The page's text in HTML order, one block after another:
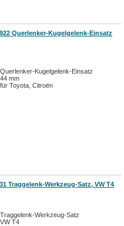
Querlenker-Kugelgelenk-Einsatz
Querlenker-Kugelgelenk-Einsatz
44 mm
für Toyota, Citroën
Traggelenk-Werkzeug-Satz, VW T4
Traggelenk-Werkzeug-Satz
VW T4